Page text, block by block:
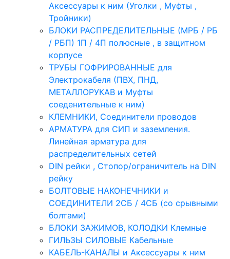
Аксессуары к ним (Уголки , Муфты ,
Тройники)
БЛОКИ РАСПРЕДЕЛИТЕЛЬНЫЕ (МРБ / РБ
/ РБП) 1П / 4П полюсные , в защитном
корпусе
ТРУБЫ ГОФРИРОВАННЫЕ для
Электрокабеля (ПВХ, ПНД,
МЕТАЛЛОРУКАВ и Муфты
соеденительные к ним)
КЛЕМНИКИ, Соединители проводов
АРМАТУРА для СИП и заземления.
Линейная арматура для
распределительных сетей
DIN рейки , Стопор/ограничитель на DIN
рейку
БОЛТОВЫЕ НАКОНЕЧНИКИ и
СОЕДИНИТЕЛИ 2СБ / 4СБ (со срывными
болтами)
БЛОКИ ЗАЖИМОВ, КОЛОДКИ Клемные
ГИЛЬЗЫ СИЛОВЫЕ Кабельные
КАБЕЛЬ-КАНАЛЫ и Аксессуары к ним